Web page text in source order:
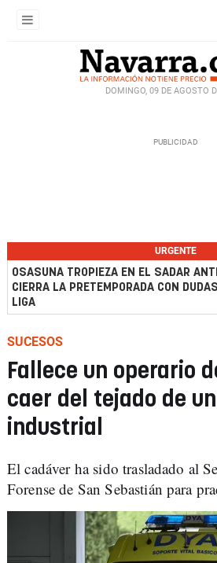
DOMINGO, 09 DE AGOSTO
URGENTE
OSASUNA TROPIEZA EN EL SADAR
CIERRA LA PRETEMPORADA CON
LIGA
SUCESOS
Fallece un operario
caer del tejado de
industrial
El cadáver ha sido trasladado al
Forense de San Sebastián para